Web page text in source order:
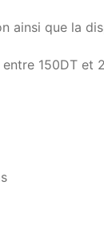
ainsi que la
150DT et